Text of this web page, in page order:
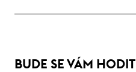
BUDE SE VÁM HODIT